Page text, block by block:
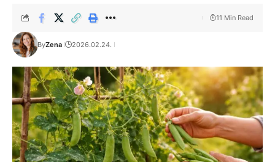
ByZena 2026.02.24.
11 Min Read